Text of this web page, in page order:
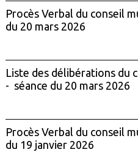
Procès Verbal du conseil
du 20 mars 2026
Liste des délibérations du
- séance du 20 mars 2026
Procès Verbal du conseil
du 19 janvier 2026